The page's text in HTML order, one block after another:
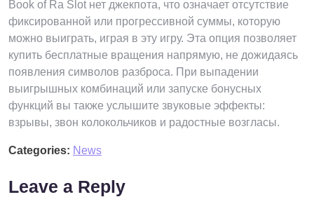
Book of Ra Slot нет джекпота, что означает отсутствие
фиксированной или прогрессивной суммы, которую
можно выиграть, играя в эту игру. Эта опция позволяет
купить бесплатные вращения напрямую, не дожидаясь
появления символов разброса. При выпадении
выигрышных комбинаций или запуске бонусных
функций вы также услышите звуковые эффекты:
взрывы, звон колокольчиков и радостные возгласы.
Categories: News
Leave a Reply